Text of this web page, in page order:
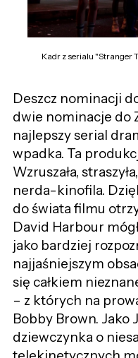
Kadr z serialu "Stranger
Deszcz nominacji
dwie nominacje do
najlepszy serial
wpadka. Ta
Wzruszała,
nerda-kinofila.
do świata filmu
David Harbour
jako bardziej
najjaśniejszym
się całkiem
– z których na
Bobby Brown. Jako
dziewczynka o